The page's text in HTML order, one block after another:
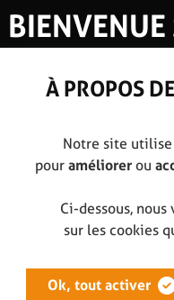
BIENVENUE
À PROPOS
Notre site
pour améliorer ou
Ci-dessous,
sur les cookies
Ok, tout activer